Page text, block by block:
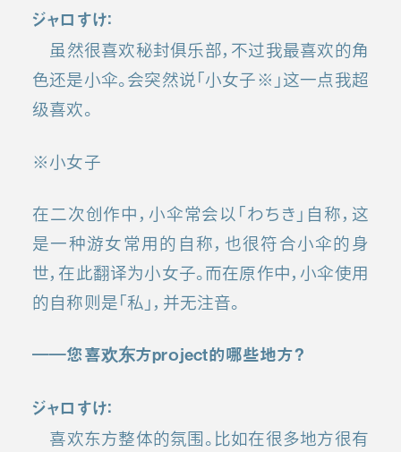
ジャロすけ：
虽然很喜欢秘封俱乐部，不过我最喜欢的角
色还是小伞。会突然说「小女子※」这一点我超
级喜欢。
※小女子
在二次创作中，小伞常会以「わちき」自称，这
是一种游女常用的自称，也很符合小伞的身
世，在此翻译为小女子。而在原作中，小伞使用
的自称则是「私」，并无注音。
――您喜欢东方project的哪些地方？
ジャロすけ：
喜欢东方整体的氛围。比如在很多地方很有